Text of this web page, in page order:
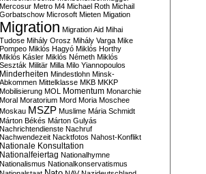
Mercosur Metro M4 Michael Roth Michail
Gorbatschow Microsoft Mieten Migation
Migration Migration Aid Mihai
Tudose Mihály Orosz Mihály Varga Mike
Pompeo Miklós Hagyó Miklós Horthy
Miklós Kásler Miklós Németh Miklós
Seszták Militär Milla Milo Yiannopoulos
Minderheiten Mindestlohn Minsk-
Abkommen Mittelklasse MKB MKKP
Mobilisierung MOL Momentum Monarchie
Moral Moratorium Mord Moria Moschee
Moskau MSZP Muslime Mária Schmidt
Márton Békés Márton Gulyás
Nachrichtendienste Nachruf
Nachwendezeit Nacktfotos Nahost-Konflikt
Nationale Konsultation
Nationalfeiertag Nationalhymne
Nationalismus Nationalkonservatismus